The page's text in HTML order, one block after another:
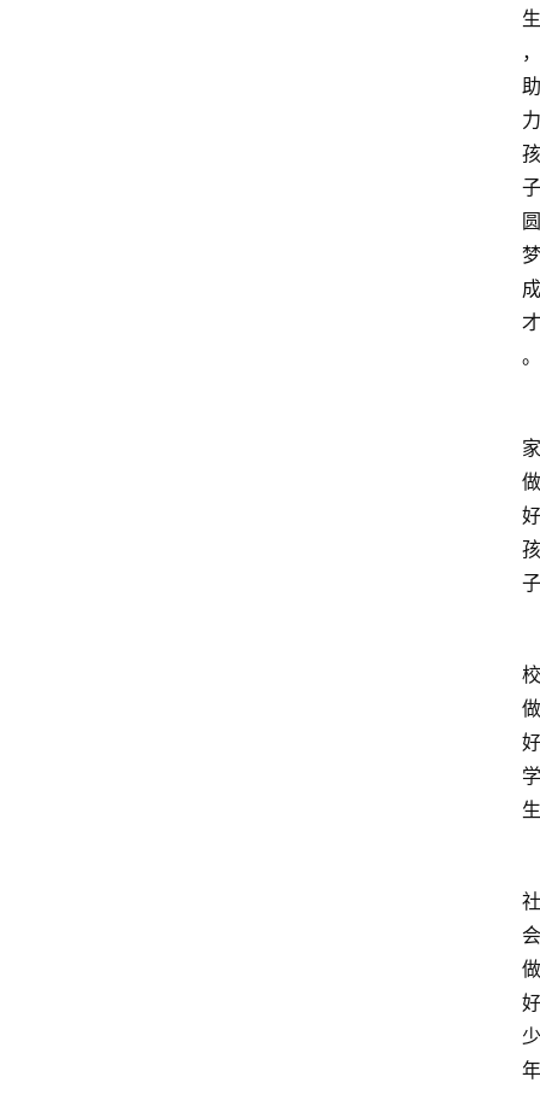
生
，
助
力
孩
子
圆
梦
成
才
。
家
做
好
孩
子
校
做
好
学
生
社
会
做
好
少
年